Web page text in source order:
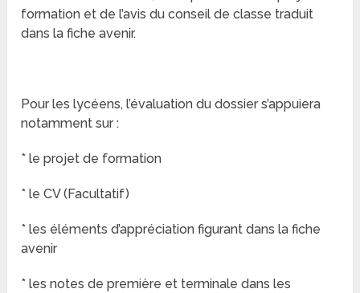
formation et de l’avis du conseil de classe traduit
dans la fiche avenir.
Pour les lycéens, l’évaluation du dossier s’appuiera
notamment sur :
* le projet de formation
* le CV (Facultatif)
* les éléments d’appréciation figurant dans la fiche
avenir
* les notes de première et terminale dans les